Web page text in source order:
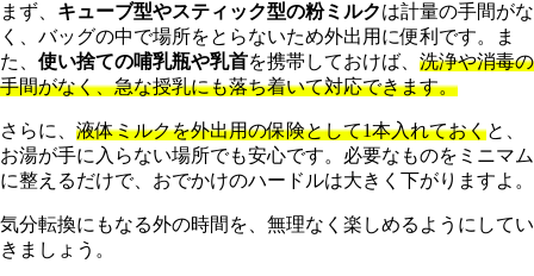
まず、 キューブ型やスティック型の粉ミルクは計量の手間がな
く、バッグの中で場所をとらないため外出用に便利です。ま
た、 使い捨ての哺乳瓶や乳首を携帯しておけば、 洗浄や消毒の
手間がなく、急な授乳にも落ち着いて対応できます。
さらに、 液体ミルクを外出用の保険として1本入れておくと、
お湯が手に入らない場所でも安心です。必要なものをミニマム
に整えるだけで、おでかけのハードルは大きく下がりますよ。
気分転換にもなる外の時間を、無理なく楽しめるようにしてい
きましょう。